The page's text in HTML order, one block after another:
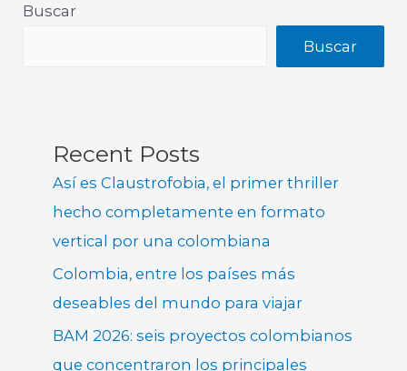
Buscar
Buscar
Recent Posts
Así es Claustrofobia, el primer thriller
hecho completamente en formato
vertical por una colombiana
Colombia, entre los países más
deseables del mundo para viajar
BAM 2026: seis proyectos colombianos
que concentraron los principales